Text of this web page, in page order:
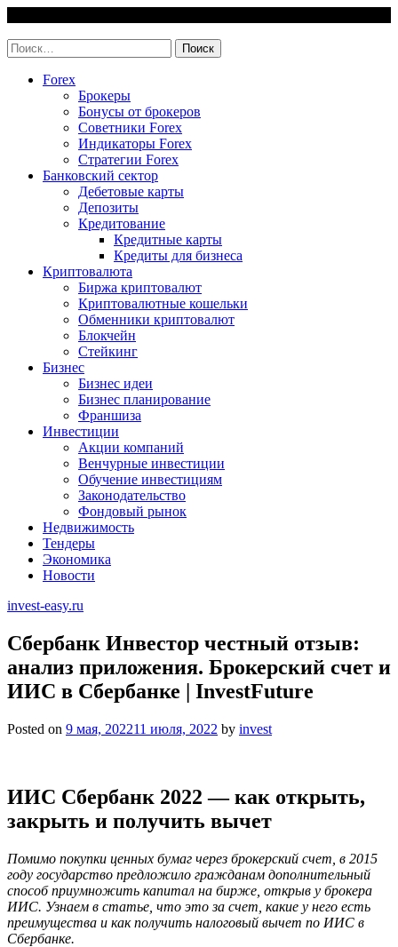
content
Найти:
Forex
Брокеры
Бонусы от брокеров
Советники Forex
Индикаторы Forex
Стратегии Forex
Банковский сектор
Дебетовые карты
Депозиты
Кредитование
Кредитные карты
Кредиты для бизнеса
Криптовалюта
Биржа криптовалют
Криптовалютные кошельки
Обменники криптовалют
Блокчейн
Стейкинг
Бизнес
Бизнес идеи
Бизнес планирование
Франшиза
Инвестиции
Акции компаний
Венчурные инвестиции
Обучение инвестициям
Законодательство
Фондовый рынок
Недвижимость
Тендеры
Экономика
Новости
invest-easy.ru
Сбербанк Инвестор честный отзыв:
анализ приложения. Брокерский счет и
ИИС в Сбербанке | InvestFuture
Posted on 9 мая, 202211 июля, 2022 by invest
ИИС Сбербанк 2022 — как открыть,
закрыть и получить вычет
Помимо покупки ценных бумаг через брокерский счет, в 2015
году государство предложило гражданам дополнительный
способ приумножить капитал на бирже, открыв у брокера
ИИС. Узнаем в статье, что это за счет, какие у него есть
преимущества и как получить налоговый вычет по ИИС в
Сбербанке.